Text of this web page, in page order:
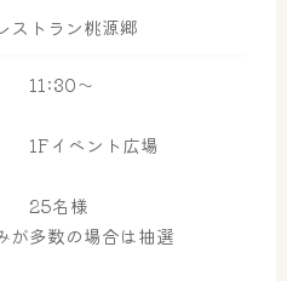
ストラン桃源郷
11:30～
1Fイベント広場
】 25名様
多数の場合は抽選